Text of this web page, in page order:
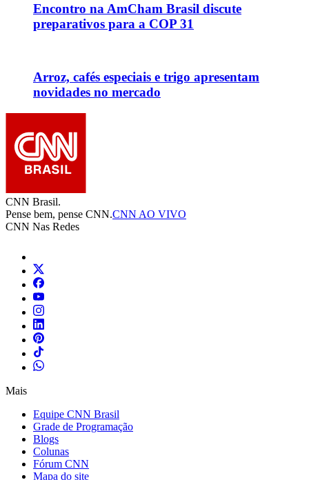
Encontro na AmCham Brasil discute
preparativos para a COP 31
Arroz, cafés especiais e trigo apresentam
novidades no mercado
CNN Brasil.
Pense bem, pense CNN.CNN AO VIVO
CNN Nas Redes
Mais
Equipe CNN Brasil
Grade de Programação
Blogs
Colunas
Fórum CNN
Mapa do site